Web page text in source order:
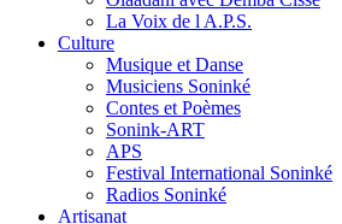
La Voix de l A.P.S.
Culture
Musique et Danse
Musiciens Soninké
Contes et Poèmes
Sonink-ART
APS
Festival International Soninké
Radios Soninké
Artisanat